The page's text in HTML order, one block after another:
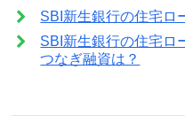
SBI新生銀行の住宅ロ
SBI新生銀行の住宅ロ
つなぎ融資は？